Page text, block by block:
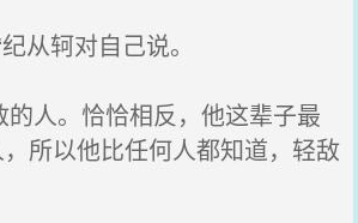
从轲对自己说。
人。恰恰相反，他这辈子最
所以他比任何人都知道，轻敌